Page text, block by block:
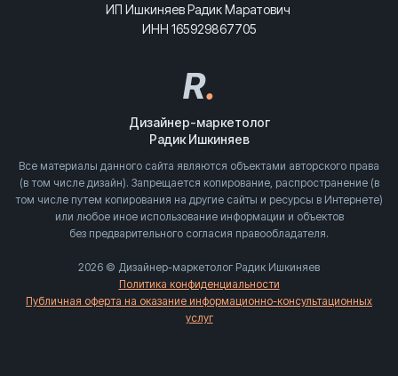
ИП Ишкиняев Радик Маратович
ИНН 165929867705
R.
Дизайнер-маркетолог
Радик Ишкиняев
Все материалы данного сайта являются объектами авторского права
(в том числе дизайн). Запрещается копирование, распространение (в
том числе путем копирования на другие сайты и ресурсы в Интернете)
или любое иное использование информации и объектов
без предварительного согласия правообладателя.
2026 © Дизайнер-маркетолог Радик Ишкиняев
Политика конфиденциальности
Публичная оферта на оказание информационно-консультационных
услуг